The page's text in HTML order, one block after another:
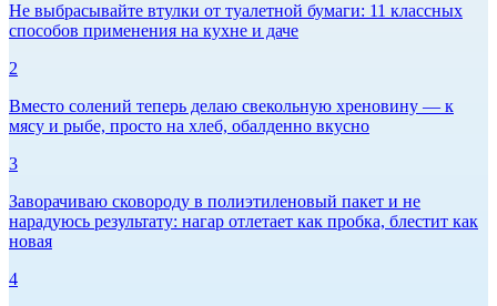
Не выбрасывайте втулки от туалетной бумаги: 11 классных
способов применения на кухне и даче
2
Вместо солений теперь делаю свекольную хреновину — к
мясу и рыбе, просто на хлеб, обалденно вкусно
3
Заворачиваю сковороду в полиэтиленовый пакет и не
нарадуюсь результату: нагар отлетает как пробка, блестит как
новая
4